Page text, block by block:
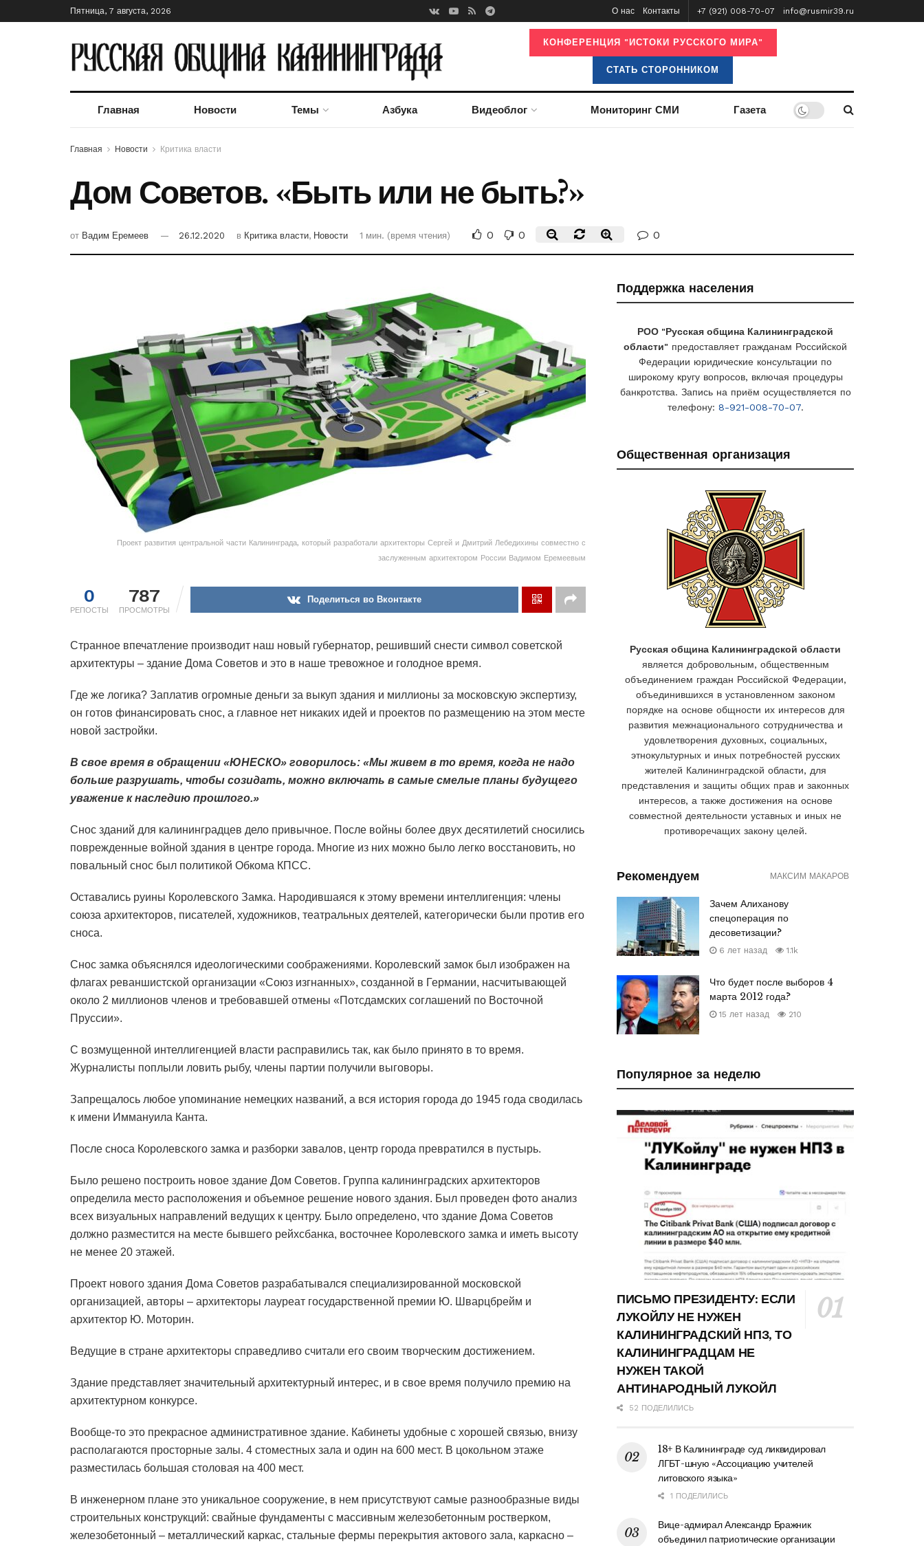
Пятница, 7 августа, 2026 О нас Контакты +7 (921) 008-70-07 info@rusmir39.ru
КОНФЕРЕНЦИЯ "ИСТОКИ РУССКОГО МИРА"
СТАТЬ СТОРОННИКОМ
Главная Новости Темы Азбука Видеоблог Мониторинг СМИ Газета
Главная Новости Критика власти
Дом Советов. «Быть или не быть?»
от Вадим Еремеев 26.12.2020 в Критика власти, Новости 1 мин. (время чтения) 0 0 0
Проект развития центральной части Калининграда, который разработали архитекторы Сергей и Дмитрий Лебедихины совместно с
заслуженным архитектором России Вадимом Еремеевым
0
РЕПОСТЫ
787
ПРОСМОТРЫ
Поделиться во Вконтакте
Странное впечатление производит наш новый губернатор, решивший снести символ советской
архитектуры – здание Дома Советов и это в наше тревожное и голодное время.
Где же логика? Заплатив огромные деньги за выкуп здания и миллионы за московскую экспертизу,
он готов финансировать снос, а главное нет никаких идей и проектов по размещению на этом месте
новой застройки.
В свое время в обращении «ЮНЕСКО» говорилось: «Мы живем в то время, когда не надо
больше разрушать, чтобы созидать, можно включать в самые смелые планы будущего
уважение к наследию прошлого.»
Снос зданий для калининградцев дело привычное. После войны более двух десятилетий сносились
поврежденные войной здания в центре города. Многие из них можно было легко восстановить, но
повальный снос был политикой Обкома КПСС.
Оставались руины Королевского Замка. Народившаяся к этому времени интеллигенция: члены
союза архитекторов, писателей, художников, театральных деятелей, категорически были против его
сноса.
Снос замка объяснялся идеологическими соображениями. Королевский замок был изображен на
флагах реваншистской организации «Союз изгнанных», созданной в Германии, насчитывающей
около 2 миллионов членов и требовавшей отмены «Потсдамских соглашений по Восточной
Пруссии».
С возмущенной интеллигенцией власти расправились так, как было принято в то время.
Журналисты поплыли ловить рыбу, члены партии получили выговоры.
Запрещалось любое упоминание немецких названий, а вся история города до 1945 года сводилась
к имени Иммануила Канта.
После сноса Королевского замка и разборки завалов, центр города превратился в пустырь.
Было решено построить новое здание Дом Советов. Группа калининградских архитекторов
определила место расположения и объемное решение нового здания. Был проведен фото анализ
всех визуальных направлений ведущих к центру. Было определено, что здание Дома Советов
должно разместится на месте бывшего рейхсбанка, восточнее Королевского замка и иметь высоту
не менее 20 этажей.
Проект нового здания Дома Советов разрабатывался специализированной московской
организацией, авторы – архитекторы лауреат государственной премии Ю. Шварцбрейм и
архитектор Ю. Моторин.
Ведущие в стране архитекторы справедливо считали его своим творческим достижением.
Здание представляет значительный архитектурный интерес, и в свое время получило премию на
архитектурном конкурсе.
Вообще-то это прекрасное административное здание. Кабинеты удобные с хорошей связью, внизу
располагаются просторные залы. 4 стоместных зала и один на 600 мест. В цокольном этаже
разместилась большая столовая на 400 мест.
В инженерном плане это уникальное сооружение, в нем присутствуют самые разнообразные виды
строительных конструкций: свайные фундаменты с массивным железобетонным ростверком,
железобетонный – металлический каркас, стальные фермы перекрытия актового зала, каркасно –
Поддержка населения
РОО "Русская община Калининградской
области" предоставляет гражданам Российской
Федерации юридические консультации по
широкому кругу вопросов, включая процедуры
банкротства. Запись на приём осуществляется по
телефону: 8-921-008-70-07.
Общественная организация
Русская община Калининградской области
является добровольным, общественным
объединением граждан Российской Федерации,
объединившихся в установленном законом
порядке на основе общности их интересов для
развития межнационального сотрудничества и
удовлетворения духовных, социальных,
этнокультурных и иных потребностей русских
жителей Калининградской области, для
представления и защиты общих прав и законных
интересов, а также достижения на основе
совместной деятельности уставных и иных не
противоречащих закону целей.
Рекомендуем МАКСИМ МАКАРОВ
Зачем Алиханову
спецоперация по
десоветизации?
6 лет назад 1.1k
Что будет после выборов 4
марта 2012 года?
15 лет назад 210
Популярное за неделю
ПИСЬМО ПРЕЗИДЕНТУ: ЕСЛИ
ЛУКОЙЛУ НЕ НУЖЕН
КАЛИНИНГРАДСКИЙ НПЗ, ТО
КАЛИНИНГРАДЦАМ НЕ
НУЖЕН ТАКОЙ
АНТИНАРОДНЫЙ ЛУКОЙЛ
52 ПОДЕЛИЛИСЬ
18+ В Калининграде суд ликвидировал
ЛГБТ-шную «Ассоциацию учителей
литовского языка»
1 ПОДЕЛИЛИСЬ
Вице-адмирал Александр Бражник
объединил патриотические организации